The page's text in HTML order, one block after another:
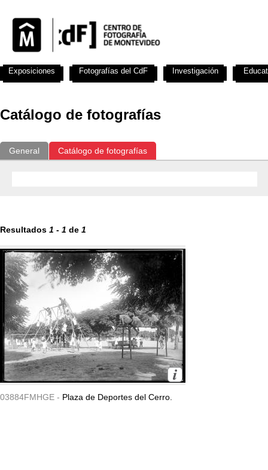
Catálogo de fotografías
General Catálogo de fotografías
Resultados 1 - 1 de 1
03884FMHGE - Plaza de Deportes del Cerro.
Exposiciones Fotografías del CdF Investigación